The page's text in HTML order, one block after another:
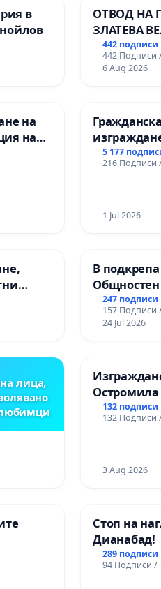
в
ОТВОД НА
ЗЛАТЕВА
ДОБРИЧ
442 подписи
442 Подписи
6 Aug 2026
на
на
парк в
5 177
216 Подписи
1 Jul 2026
на
В
Общностен
Църква
247 подписи
157 Подписи
24 Jul 2026
лица,
132 подписи
132 Подписи
3 Aug 2026
Стоп на
Дианабад!
289 подписи
94 Подписи /